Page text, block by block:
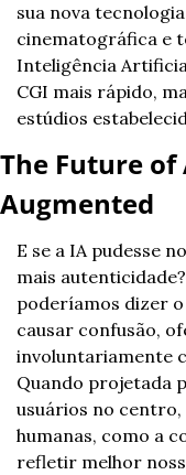
sua nova
cinematográfica e
Inteligência
CGI mais rápido,
estúdios
The Future
Augmented
E se a IA pudesse
mais
poderíamos dizer
causar confusão,
involuntariamente
Quando projetada
usuários no
humanas, como a
refletir melhor